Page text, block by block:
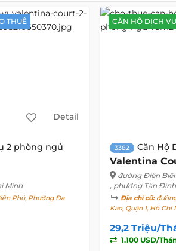
THUÊ
Detail
2 phòng ngủ
Minh
Phủ, Phường Đa
CĂN HỘ DỊCH VỤ
3382 Căn Hộ
Valentina
đường Điện
, phường Tân
Địa chỉ cũ:
Kao, Quận 1, Hồ Chí
29,2 Triệu/
1.100 USD/